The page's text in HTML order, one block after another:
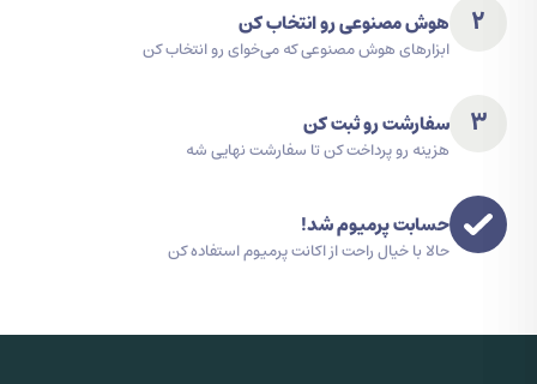
2 هوش مصنوعی رو انتخاب کن
ابزارهای هوش مصنوعی که می‌خوای رو انتخاب کن
3 سفارشت رو ثبت کن
هزینه رو پرداخت کن تا سفارشت نهایی شه
حسابت پرمیوم شد!
حالا با خیال راحت از اکانت پرمیوم استفاده کن